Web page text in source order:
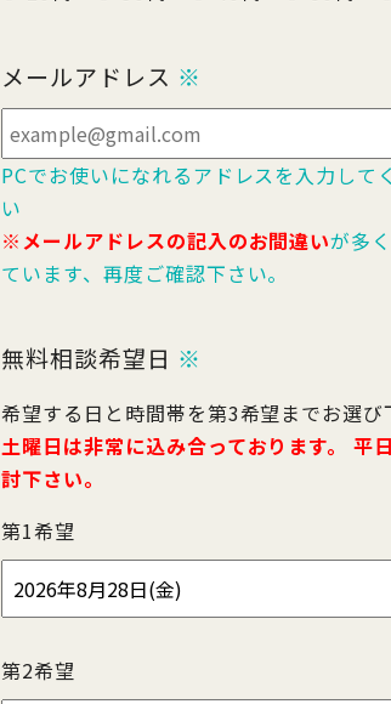
メールアドレス ※
PCでお使いになれるアドレスを入力して
い
※メールアドレスの記入のお間違いが多
ています、再度ご確認下さい。
無料相談希望日 ※
希望する日と時間帯を第3希望までお選び
土曜日は非常に込み合っております。 平
討下さい。
第1希望
第2希望